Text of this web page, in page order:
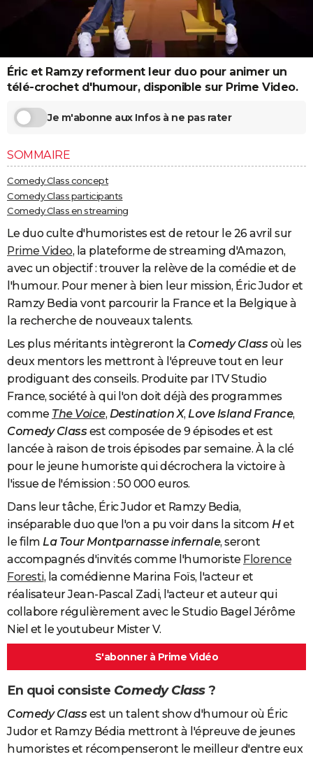
Destinations
City break
Voyage nature
Voyage de noces
Forum
GUIDES D'ACHAT
BONS PLANS
Carte de Noël
Carte Bonne année
Carte Saint-Valentin
Carte Pâques
Carte d'anniversaire
DICTIONNAIRE
Dictionnaire
Biographies
Citations
Expressions
Proverbes
PROGRAMME TV
COPAINS D'AVANT
S'inscrire
Se connecter
Lycées
Collèges
Primaires
Universités
Entreprises
Service militaire
Avis de recherche
AVIS DE DÉCÈS
FORUM
Bricolage
Lifestyle
Culture
Sport
Auto
Television
Voyage
Cinema
Éric et Ramzy reforment leur duo pour animer un
télé-crochet d'humour, disponible sur Prime Video.
Je m'abonne aux Infos à ne pas rater
SOMMAIRE
Comedy Class concept
Comedy Class participants
Comedy Class en streaming
Le duo culte d'humoristes est de retour le 26 avril sur
Prime Video, la plateforme de streaming d'Amazon,
avec un objectif : trouver la relève de la comédie et de
l'humour. Pour mener à bien leur mission, Éric Judor et
Ramzy Bedia vont parcourir la France et la Belgique à
la recherche de nouveaux talents.
Les plus méritants intègreront la Comedy Class où les
deux mentors les mettront à l'épreuve tout en leur
prodiguant des conseils. Produite par ITV Studio
France, société à qui l'on doit déjà des programmes
comme The Voice, Destination X, Love Island France,
Comedy Class est composée de 9 épisodes et est
lancée à raison de trois épisodes par semaine. À la clé
pour le jeune humoriste qui décrochera la victoire à
l'issue de l'émission : 50 000 euros.
Dans leur tâche, Éric Judor et Ramzy Bedia,
inséparable duo que l'on a pu voir dans la sitcom Het
le film La Tour Montparnasse infernale, seront
accompagnés d'invités comme l'humoriste Florence
Foresti, la comédienne Marina Foïs, l'acteur et
réalisateur Jean-Pascal Zadi, l'acteur et auteur qui
collabore régulièrement avec le Studio Bagel Jérôme
Niel et le youtubeur Mister V.
S'abonner à Prime Vidéo
En quoi consiste Comedy Class?
Comedy Class est un talent show d'humour où Éric
Judor et Ramzy Bédia mettront à l'épreuve de jeunes
humoristes et récompenseront le meilleur d'entre eux